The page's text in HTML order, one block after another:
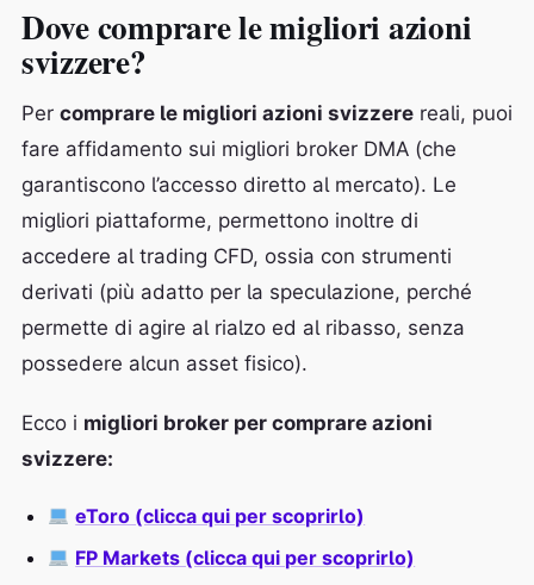
Dove comprare le migliori azioni
svizzere?
Per comprare le migliori azioni svizzere reali, puoi
fare affidamento sui migliori broker DMA (che
garantiscono l’accesso diretto al mercato). Le
migliori piattaforme, permettono inoltre di
accedere al trading CFD, ossia con strumenti
derivati (più adatto per la speculazione, perché
permette di agire al rialzo ed al ribasso, senza
possedere alcun asset fisico).
Ecco i migliori broker per comprare azioni
svizzere:
eToro (clicca qui per scoprirlo)
FP Markets (clicca qui per scoprirlo)